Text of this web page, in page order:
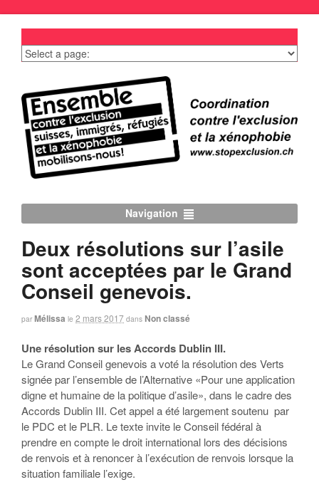
Navigation
Deux résolutions sur l’asile
sont acceptées par le Grand
Conseil genevois.
par Mélissa le 2 mars 2017 dans Non classé
Une résolution sur les Accords Dublin III.
Le Grand Conseil genevois a voté la résolution des Verts
signée par l’ensemble de l’Alternative «Pour une application
digne et humaine de la politique d’asile», dans le cadre des
Accords Dublin III. Cet appel a été largement soutenu par
le PDC et le PLR. Le texte invite le Conseil fédéral à
prendre en compte le droit international lors des décisions
de renvois et à renoncer à l’exécution de renvois lorsque la
situation familiale l’exige.